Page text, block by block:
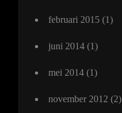
februari 2015 (1)
juni 2014 (1)
mei 2014 (1)
november 2012 (2)